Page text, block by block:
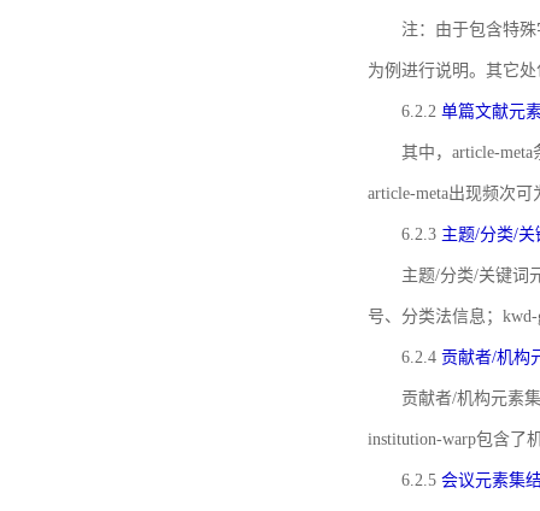
注：由于包含特殊
为例进行说明。其它
6.2.2 单篇文献元
其中，article-
article-meta出现频次可
6.2.3 主题/分类/
主题/分类/关键词
号、分类法信息；
6.2.4 贡献者/机构
贡献者/机构元素
institution-warp包含了
6.2.5 会议元素集